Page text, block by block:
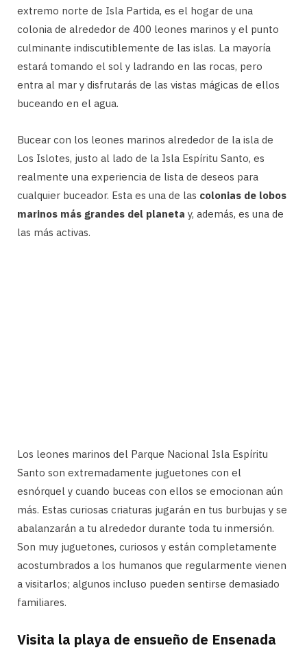
extremo norte de Isla Partida, es el hogar de una
colonia de alrededor de 400 leones marinos y el punto
culminante indiscutiblemente de las islas. La mayoría
estará tomando el sol y ladrando en las rocas, pero
entra al mar y disfrutarás de las vistas mágicas de ellos
buceando en el agua.
Bucear con los leones marinos alrededor de la isla de
Los Islotes, justo al lado de la Isla Espíritu Santo, es
realmente una experiencia de lista de deseos para
cualquier buceador. Esta es una de las colonias de lobos
marinos más grandes del planeta y, además, es una de
las más activas.
Los leones marinos del Parque Nacional Isla Espíritu
Santo son extremadamente juguetones con el
esnórquel y cuando buceas con ellos se emocionan aún
más. Estas curiosas criaturas jugarán en tus burbujas y se
abalanzarán a tu alrededor durante toda tu inmersión.
Son muy juguetones, curiosos y están completamente
acostumbrados a los humanos que regularmente vienen
a visitarlos; algunos incluso pueden sentirse demasiado
familiares.
Visita la playa de ensueño de Ensenada